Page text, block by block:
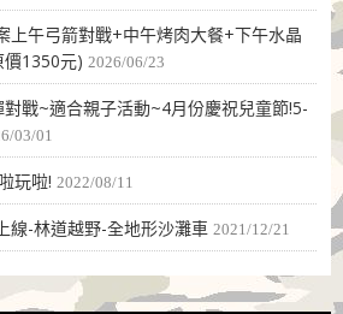
上午弓箭對戰+中午烤肉大餐+下午水晶
1350元) 2026/06/23
戰~適合親子活動~4月份慶祝兒童節!5-
03/01
玩啦! 2022/08/11
線-林道越野-全地形沙灘車 2021/12/21